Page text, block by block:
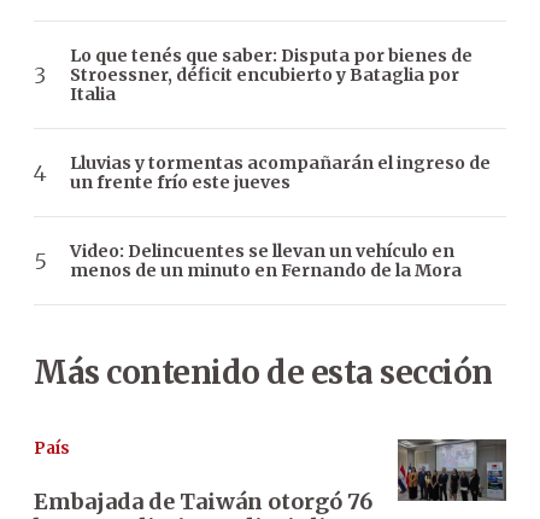
Lo que tenés que saber: Disputa por bienes de
Stroessner, déficit encubierto y Bataglia por
Italia
Lluvias y tormentas acompañarán el ingreso de
un frente frío este jueves
Video: Delincuentes se llevan un vehículo en
menos de un minuto en Fernando de la Mora
Más contenido de esta sección
País
Embajada de Taiwán otorgó 76